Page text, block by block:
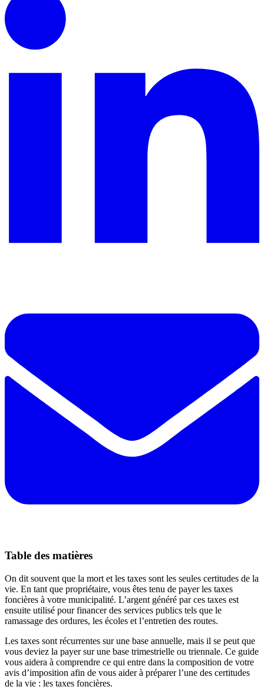
Table des matières
On dit souvent que la mort et les taxes sont les seules certitudes de la
vie. En tant que propriétaire, vous êtes tenu de payer les taxes
foncières à votre municipalité. L’argent généré par ces taxes est
ensuite utilisé pour financer des services publics tels que le
ramassage des ordures, les écoles et l’entretien des routes.
Les taxes sont récurrentes sur une base annuelle, mais il se peut que
vous deviez la payer sur une base trimestrielle ou triennale. Ce guide
vous aidera à comprendre ce qui entre dans la composition de votre
avis d’imposition afin de vous aider à préparer l’une des certitudes
de la vie : les taxes foncières.